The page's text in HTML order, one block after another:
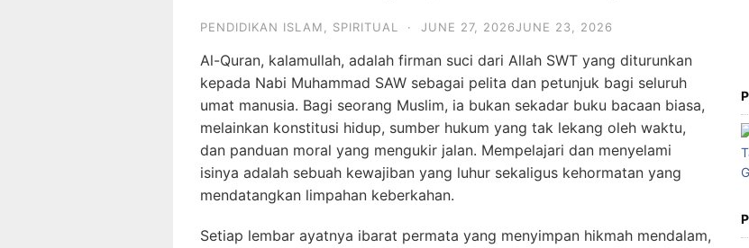
PENDIDIKAN ISLAM SPIRITUAL · JUNE 27, 2026JUNE 23, 2026
Al-Quran, kalamullah, adalah firman suci dari Allah SWT yang diturunkan
kepada Nabi Muhammad SAW sebagai pelita dan petunjuk bagi seluruh
umat manusia. Bagi seorang Muslim, ia bukan sekadar buku bacaan biasa,
melainkan konstitusi hidup, sumber hukum yang tak lekang oleh waktu,
dan panduan moral yang mengukir jalan. Mempelajari dan menyelami
isinya adalah sebuah kewajiban yang luhur sekaligus kehormatan yang
mendatangkan limpahan keberkahan.
Setiap lembar ayatnya ibarat permata yang menyimpan hikmah mendalam,